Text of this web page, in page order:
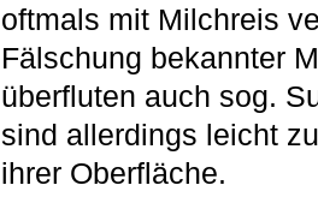
oftmals mit Milchreis
Fälschung bekannter
überfluten auch sog.
sind allerdings leicht
ihrer Oberfläche.